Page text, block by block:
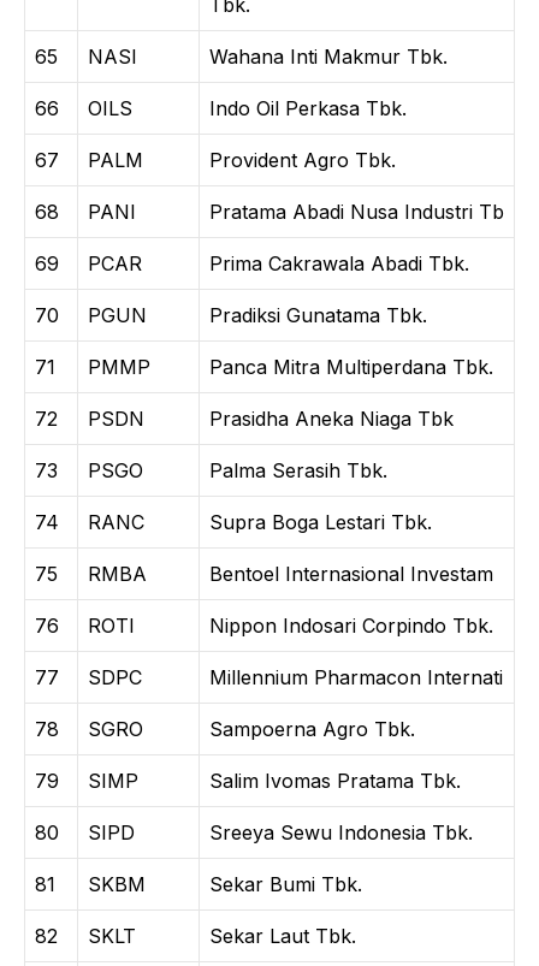
65 NASI Wahana Inti Makmur Tbk.
66 OILS Indo Oil Perkasa Tbk.
67 PALM Provident Agro Tbk.
68 PANI Pratama Abadi Nusa Industri Tb
69 PCAR Prima Cakrawala Abadi Tbk.
70 PGUN Pradiksi Gunatama Tbk.
71 PMMP Panca Mitra Multiperdana Tbk.
72 PSDN Prasidha Aneka Niaga Tbk
73 PSGO Palma Serasih Tbk.
74 RANC Supra Boga Lestari Tbk.
75 RMBA Bentoel Internasional Investam
76 ROTI Nippon Indosari Corpindo Tbk.
77 SDPC Millennium Pharmacon Internati
78 SGRO Sampoerna Agro Tbk.
79 SIMP Salim Ivomas Pratama Tbk.
80 SIPD Sreeya Sewu Indonesia Tbk.
81 SKBM Sekar Bumi Tbk.
82 SKLT Sekar Laut Tbk.